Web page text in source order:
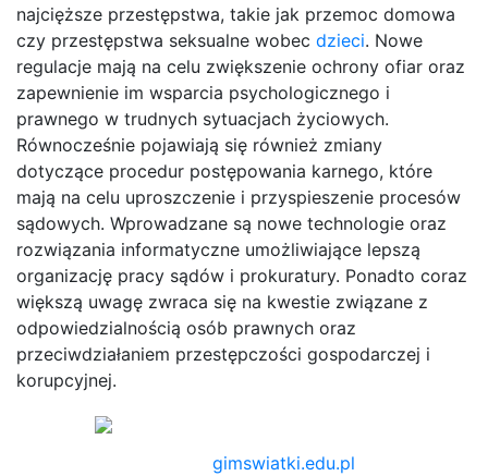
najcięższe przestępstwa, takie jak przemoc domowa
czy przestępstwa seksualne wobec dzieci. Nowe
regulacje mają na celu zwiększenie ochrony ofiar oraz
zapewnienie im wsparcia psychologicznego i
prawnego w trudnych sytuacjach życiowych.
Równocześnie pojawiają się również zmiany
dotyczące procedur postępowania karnego, które
mają na celu uproszczenie i przyspieszenie procesów
sądowych. Wprowadzane są nowe technologie oraz
rozwiązania informatyczne umożliwiające lepszą
organizację pracy sądów i prokuratury. Ponadto coraz
większą uwagę zwraca się na kwestie związane z
odpowiedzialnością osób prawnych oraz
przeciwdziałaniem przestępczości gospodarczej i
korupcyjnej.
gimswiatki.edu.pl